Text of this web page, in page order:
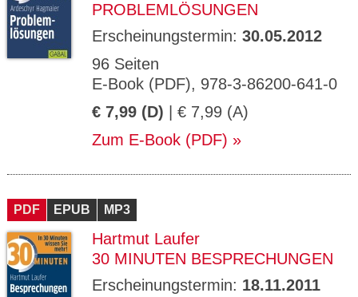
PROBLEMLÖSUNGEN
Erscheinungstermin: 30.05.2012
96 Seiten
E-Book (PDF), 978-3-86200-641-0
€ 7,99 (D) | € 7,99 (A)
Zum E-Book (PDF)
PDF EPUB MP3
Hartmut Laufer
30 MINUTEN BESPRECHUNGEN
Erscheinungstermin: 18.11.2011